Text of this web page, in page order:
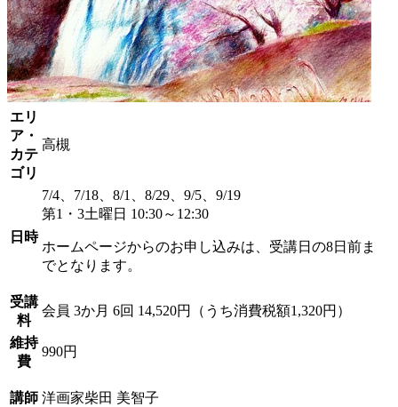
エリ
ア・
カテ
ゴリ
高槻
日時
7/4、7/18、8/1、8/29、9/5、9/19
第1・3土曜日 10:30～12:30
ホームページからのお申し込みは、受講日の8日前ま
でとなります。
受講
料
会員 3か月 6回 14,520円（うち消費税額1,320円）
維持
費
990円
講師 洋画家柴田 美智子